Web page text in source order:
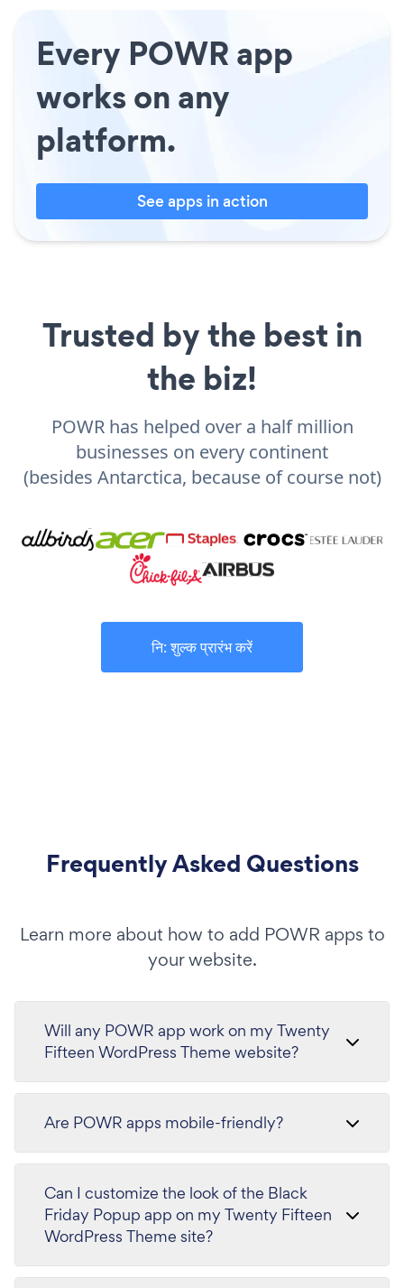
Every POWR app
works on any
platform.
See apps in action
Trusted by the best in
the biz!
POWR has helped over a half million
businesses on every continent
(besides Antarctica, because of course not)
नि: शुल्क प्रारंभ करें
Frequently Asked Questions
Learn more about how to add POWR apps to
your website.
Will any POWR app work on my Twenty
Fifteen WordPress Theme website?
Are POWR apps mobile-friendly?
Can I customize the look of the Black
Friday Popup app on my Twenty Fifteen
WordPress Theme site?